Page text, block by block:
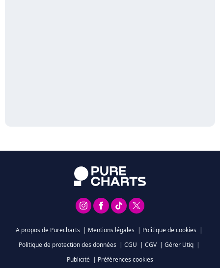
A propos de Purecharts | Mentions légales | Politique de cookies |
Politique de protection des données | CGU | CGV | Gérer Utiq |
Publicité | Préférences cookies